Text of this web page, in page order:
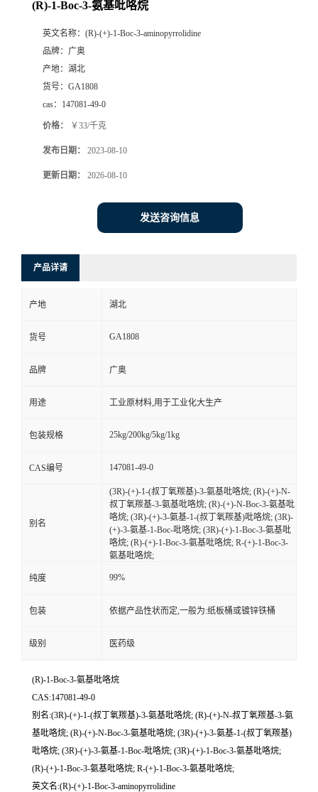
(R)-1-Boc-3-氨基吡咯烷
英文名称： (R)-(+)-1-Boc-3-aminopyrrolidine
品牌： 广奥
产地： 湖北
货号： GA1808
cas： 147081-49-0
价格： ￥33/千克
发布日期： 2023-08-10
更新日期： 2026-08-10
发送咨询信息
产品详请
产地 湖北
货号 GA1808
品牌 广奥
用途 工业原材料,用于工业化大生产
包装规格 25kg/200kg/5kg/1kg
CAS编号 147081-49-0
别名
(3R)-(+)-1-(叔丁氧羰基)-3-氨基吡咯烷; (R)-(+)-N-
叔丁氧羰基-3-氨基吡咯烷; (R)-(+)-N-Boc-3-氨基吡
咯烷; (3R)-(+)-3-氨基-1-(叔丁氧羰基)吡咯烷; (3R)-
(+)-3-氨基-1-Boc-吡咯烷; (3R)-(+)-1-Boc-3-氨基吡
咯烷; (R)-(+)-1-Boc-3-氨基吡咯烷; R-(+)-1-Boc-3-
氨基吡咯烷;
纯度 99%
包装 依据产品性状而定,一般为:纸板桶或镀锌铁桶
级别 医药级
(R)-1-Boc-3-氨基吡咯烷
CAS:147081-49-0
别名:(3R)-(+)-1-(叔丁氧羰基)-3-氨基吡咯烷; (R)-(+)-N-叔丁氧羰基-3-氨
基吡咯烷; (R)-(+)-N-Boc-3-氨基吡咯烷; (3R)-(+)-3-氨基-1-(叔丁氧羰基)
吡咯烷; (3R)-(+)-3-氨基-1-Boc-吡咯烷; (3R)-(+)-1-Boc-3-氨基吡咯烷;
(R)-(+)-1-Boc-3-氨基吡咯烷; R-(+)-1-Boc-3-氨基吡咯烷;
英文名:(R)-(+)-1-Boc-3-aminopyrrolidine